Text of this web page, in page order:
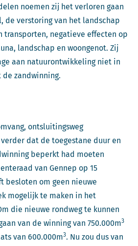
noemen zij het verloren gaan
de verstoring van het landschap
transporten, negatieve effecten op
landschap en woongenot. Zij
aan natuurontwikkeling niet in
zandwinning.
ontsluitingsweg
dat de toegestane duur en
beperkt had moeten
van Gennep op 15
besloten om geen nieuwe
mogelijk te maken in het
die nieuwe rondweg te kunnen
van de winning van 750.000m3
van 600.000m3. Nu zou dus van